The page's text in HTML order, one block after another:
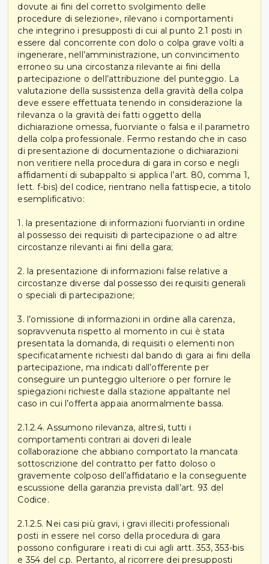
dovute ai fini del corretto svolgimento delle
procedure di selezione», rilevano i comportamenti
che integrino i presupposti di cui al punto 2.1 posti in
essere dal concorrente con dolo o colpa grave volti a
ingenerare, nell’amministrazione, un convincimento
erroneo su una circostanza rilevante ai fini della
partecipazione o dell’attribuzione del punteggio. La
valutazione della sussistenza della gravità della colpa
deve essere effettuata tenendo in considerazione la
rilevanza o la gravità dei fatti oggetto della
dichiarazione omessa, fuorviante o falsa e il parametro
della colpa professionale. Fermo restando che in caso
di presentazione di documentazione o dichiarazioni
non veritiere nella procedura di gara in corso e negli
affidamenti di subappalto si applica l’art. 80, comma 1,
lett. f-bis) del codice, rientrano nella fattispecie, a titolo
esemplificativo:
1. la presentazione di informazioni fuorvianti in ordine
al possesso dei requisiti di partecipazione o ad altre
circostanze rilevanti ai fini della gara;
2. la presentazione di informazioni false relative a
circostanze diverse dal possesso dei requisiti generali
o speciali di partecipazione;
3. l’omissione di informazioni in ordine alla carenza,
sopravvenuta rispetto al momento in cui è stata
presentata la domanda, di requisiti o elementi non
specificatamente richiesti dal bando di gara ai fini della
partecipazione, ma indicati dall’offerente per
conseguire un punteggio ulteriore o per fornire le
spiegazioni richieste dalla stazione appaltante nel
caso in cui l’offerta appaia anormalmente bassa.
2.1.2.4. Assumono rilevanza, altresì, tutti i
comportamenti contrari ai doveri di leale
collaborazione che abbiano comportato la mancata
sottoscrizione del contratto per fatto doloso o
gravemente colposo dell’affidatario e la conseguente
escussione della garanzia prevista dall’art. 93 del
Codice.
2.1.2.5. Nei casi più gravi, i gravi illeciti professionali
posti in essere nel corso della procedura di gara
possono configurare i reati di cui agli artt. 353, 353-bis
e 354 del c.p. Pertanto, al ricorrere dei presupposti